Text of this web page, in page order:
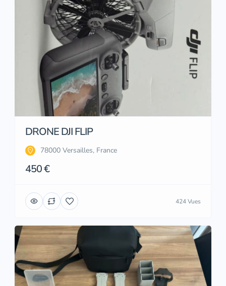
DRONE DJI FLIP
78000 Versailles, France
450 €
424 Vues